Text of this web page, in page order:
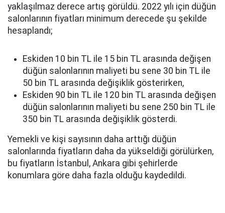
yaklaşılmaz derece artış görüldü. 2022 yılı için düğün
salonlarının fiyatları minimum derecede şu şekilde
hesaplandı;
Eskiden 10 bin TL ile 15 bin TL arasında değişen
düğün salonlarının maliyeti bu sene 30 bin TL ile
50 bin TL arasında değişiklik gösterirken,
Eskiden 90 bin TL ile 120 bin TL arasında değişen
düğün salonlarının maliyeti bu sene 250 bin TL ile
350 bin TL arasında değişiklik gösterdi.
Yemekli ve kişi sayısının daha arttığı düğün
salonlarında fiyatların daha da yükseldiği görülürken,
bu fiyatların İstanbul, Ankara gibi şehirlerde
konumlara göre daha fazla olduğu kaydedildi.